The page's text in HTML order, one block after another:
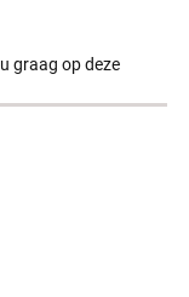
graag op deze